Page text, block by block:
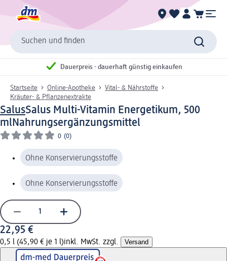
Suchen und finden
Dauerpreis - dauerhaft günstig einkaufen
Startseite Online-Apotheke
Vital- & Nährstoffe
Kräuter- & Pflanzenextrakte
SalusSalus Multi-Vitamin Energetikum, 500
mlNahrungsergänzungsmittel
0 (0)
Ohne Konservierungsstoffe
Ohne Konservierungsstoffe
22,95 €
0,5 l (45,90 € je 1 l)inkl. MwSt. zzgl. Versand